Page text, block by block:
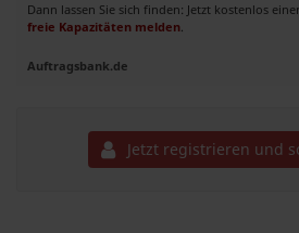
Dann lassen Sie sich finden: Jetzt kostenlos
freie Kapazitäten melden.
Auftragsbank.de
Jetzt registrieren und